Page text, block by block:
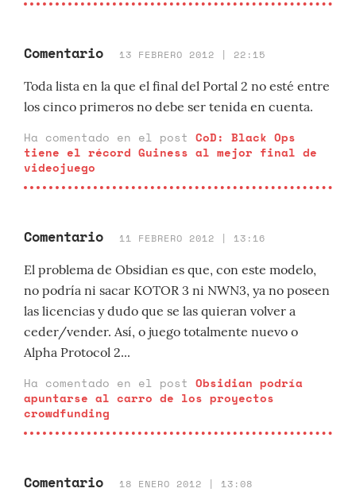
Comentario 13 FEBRERO 2012 | 22:15
Toda lista en la que el final del Portal 2 no esté entre
los cinco primeros no debe ser tenida en cuenta.
Ha comentado en el post CoD: Black Ops
tiene el récord Guiness al mejor final de
videojuego
Comentario 11 FEBRERO 2012 | 13:16
El problema de Obsidian es que, con este modelo,
no podría ni sacar KOTOR 3 ni NWN3, ya no poseen
las licencias y dudo que se las quieran volver a
ceder/vender. Así, o juego totalmente nuevo o
Alpha Protocol 2...
Ha comentado en el post Obsidian podría
apuntarse al carro de los proyectos
crowdfunding
Comentario 18 ENERO 2012 | 13:08